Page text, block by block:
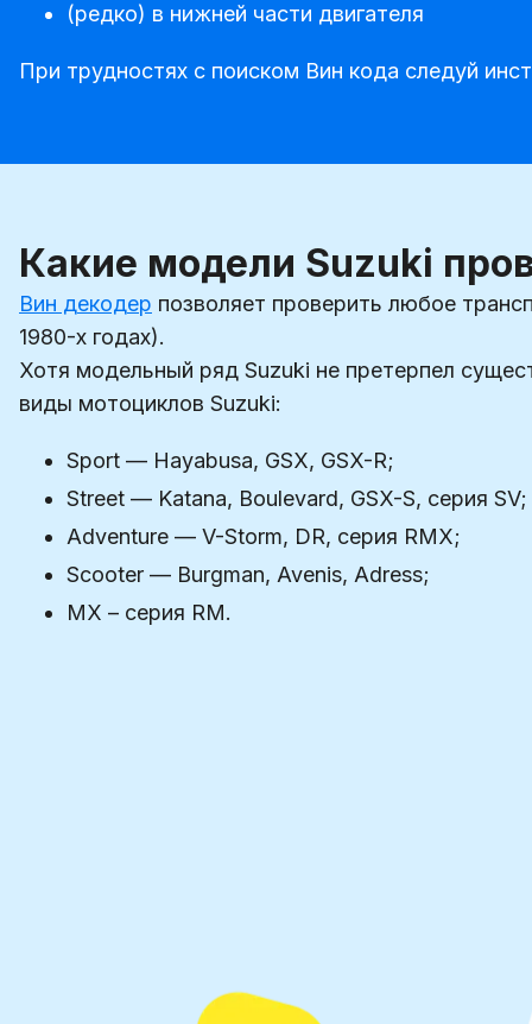
(редко) в нижней части двигателя
При трудностях с поиском Вин кода следуй
Какие модели Suzuki
Вин декодер позволяет проверить любое
1980-х годах).
Хотя модельный ряд Suzuki не претерпел
виды мотоциклов Suzuki:
Sport — Hayabusa, GSX, GSX-R;
Street — Katana, Boulevard, GSX-S, серия SV;
Adventure — V-Storm, DR, серия RMX;
Scooter — Burgman, Avenis, Adress;
MX – серия RM.